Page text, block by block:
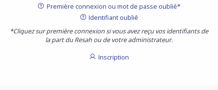
Première connexion ou mot de passe oublié*
Identifiant oublié
*Cliquez sur première connexion si vous avez reçu vos identifiants de
la part du Resah ou de votre administrateur.
Inscription